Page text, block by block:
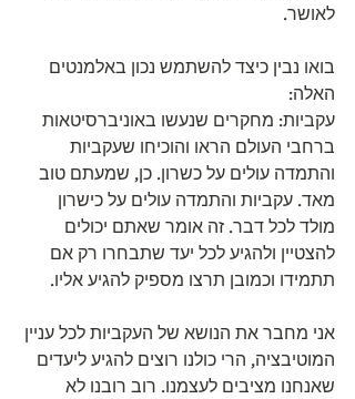
לאושר.
בואו נבין כיצד להשתמש נכון באלמנטים
האלה:
עקביות: מחקרים שנעשו באוניברסיטאות
ברחבי העולם הראו והוכיחו שעקביות
והתמדה עולים על כשרון. כן, שמעתם טוב
מאד. עקביות והתמדה עולים על כישרון
מולד לכל דבר. זה אומר שאתם יכולים
להצטיין ולהגיע לכל יעד שתבחרו רק אם
תתמידו וכמובן תרצו מספיק להגיע אליו.
אני מחבר את הנושא של העקביות לכל עניין
המוטיבציה, הרי כולנו רוצים להגיע ליעדים
שאנחנו מציבים לעצמנו. רוב רובנו לא